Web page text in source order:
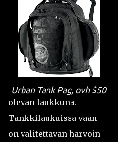
Urban Tank Pag, ovh $50
olevan laukkuna.
Tankkilaukuissa vaan
on valitettavan harvoin